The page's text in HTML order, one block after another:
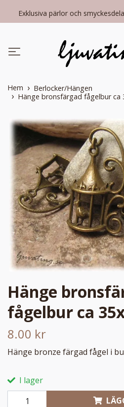
Exklusiva pärlor och
Hem
Berlocker/Hängen
Hänge bronsfärgad fågelbur ca
Hänge
fågelbur ca
8.00 kr
Hänge bronze färgad fågel i
I lager